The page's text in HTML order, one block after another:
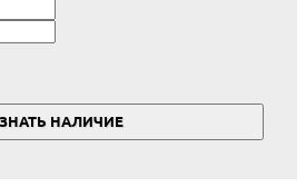
НАЛИЧИЕ